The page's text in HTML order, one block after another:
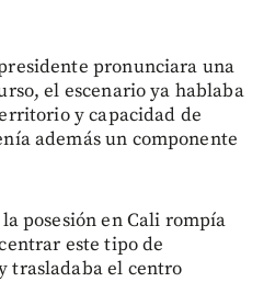
pronunciara una
el escenario ya hablaba
y capacidad de
además un componente
posesión en Cali rompía
este tipo de
trasladaba el centro